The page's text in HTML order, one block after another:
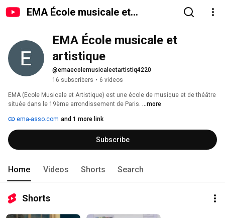
EMA École musicale et
EMA École musicale et
artistique
@emaecolemusicaleetartistiq4220
16 subscribers • 6 videos
EMA (Ecole Musicale et Artistique) est une école de musique et de théâtre
située dans le 19ème arrondissement de Paris. ...more
ema-asso.com and 1 more link
Subscribe
Home Videos Shorts Search
Shorts